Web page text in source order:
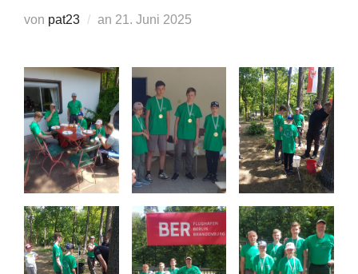
von pat23 an Veröffentlicht
21. Juni 2025